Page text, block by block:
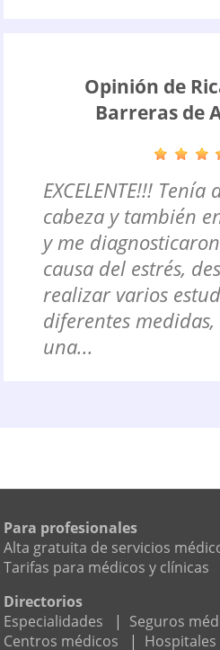
Opinión de
Barreras de
EXCELENTE!!!
cabeza y también
y me
causa del estrés,
realizar varios
diferentes
una...
Para profesionales
Alta gratuita de servicios
Tarifas para médicos y clínicas
Directorios
Especialidades
| Seguros
Centros médicos
| Hospitales